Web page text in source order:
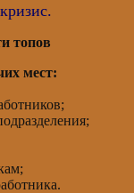
топов
мест: